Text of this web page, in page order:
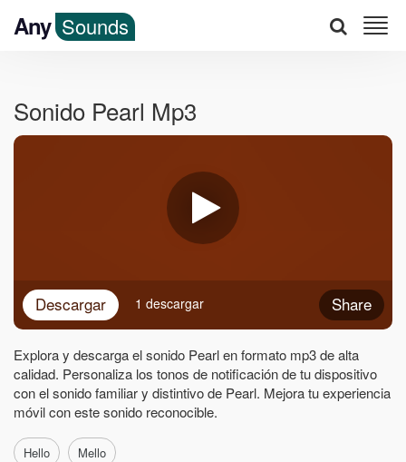
Any Sounds
Sonido Pearl Mp3
Descargar Share
1 descargar
Explora y descarga el sonido Pearl en formato mp3 de alta
calidad. Personaliza los tonos de notificación de tu dispositivo
con el sonido familiar y distintivo de Pearl. Mejora tu experiencia
móvil con este sonido reconocible.
Hello Mello